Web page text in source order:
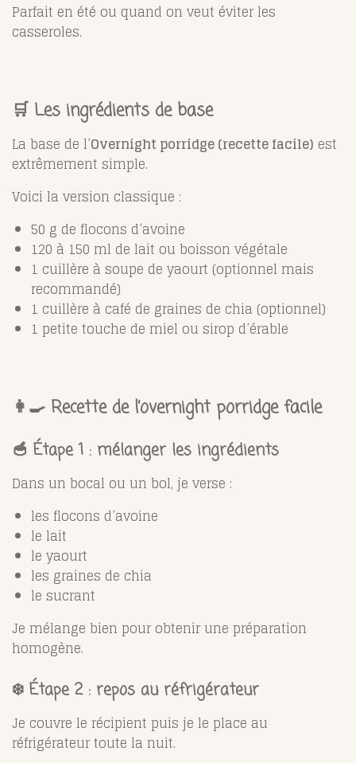
Parfait en été ou quand on veut éviter les
casseroles.
🛒 Les ingrédients de base
La base de l’Overnight porridge (recette facile) est
extrêmement simple.
Voici la version classique :
50 g de flocons d’avoine
120 à 150 ml de lait ou boisson végétale
1 cuillère à soupe de yaourt (optionnel mais
recommandé)
1 cuillère à café de graines de chia (optionnel)
1 petite touche de miel ou sirop d’érable
👩‍🍳 Recette de l’overnight porridge facile
🥣 Étape 1 : mélanger les ingrédients
Dans un bocal ou un bol, je verse :
les flocons d’avoine
le lait
le yaourt
les graines de chia
le sucrant
Je mélange bien pour obtenir une préparation
homogène.
❄️ Étape 2 : repos au réfrigérateur
Je couvre le récipient puis je le place au
réfrigérateur toute la nuit.